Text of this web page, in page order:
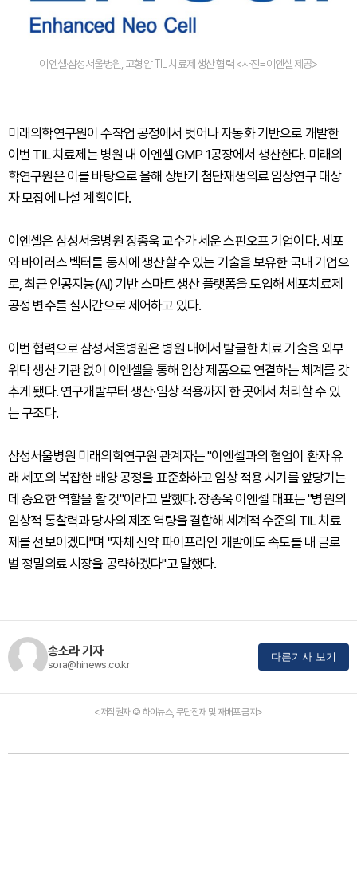
이엔셀·삼성서울병원, 고형암 TIL 치료제 생산 협력 <사진=이엔셀 제공>
미래의학연구원이 수작업 공정에서 벗어나 자동화 기반으로 개발한
이번 TIL 치료제는 병원 내 이엔셀 GMP 1공장에서 생산한다. 미래의
학연구원은 이를 바탕으로 올해 상반기 첨단재생의료 임상연구 대상
자 모집에 나설 계획이다.
이엔셀은 삼성서울병원 장종욱 교수가 세운 스핀오프 기업이다. 세포
와 바이러스 벡터를 동시에 생산할 수 있는 기술을 보유한 국내 기업으
로, 최근 인공지능(AI) 기반 스마트 생산 플랫폼을 도입해 세포치료제
공정 변수를 실시간으로 제어하고 있다.
이번 협력으로 삼성서울병원은 병원 내에서 발굴한 치료 기술을 외부
위탁 생산 기관 없이 이엔셀을 통해 임상 제품으로 연결하는 체계를 갖
추게 됐다. 연구개발부터 생산·임상 적용까지 한 곳에서 처리할 수 있
는 구조다.
삼성서울병원 미래의학연구원 관계자는 "이엔셀과의 협업이 환자 유
래 세포의 복잡한 배양 공정을 표준화하고 임상 적용 시기를 앞당기는
데 중요한 역할을 할 것"이라고 말했다. 장종욱 이엔셀 대표는 "병원의
임상적 통찰력과 당사의 제조 역량을 결합해 세계적 수준의 TIL 치료
제를 선보이겠다"며 "자체 신약 파이프라인 개발에도 속도를 내 글로
벌 정밀의료 시장을 공략하겠다"고 말했다.
송소라 기자
sora@hinews.co.kr
다른기사 보기
<저작권자 © 하이뉴스, 무단전재 및 재배포 금지>